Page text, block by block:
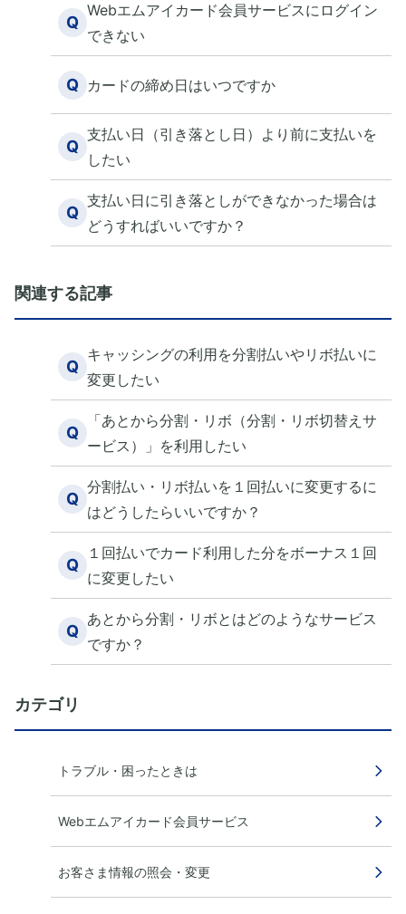
Q
Webエムアイカード会員サービスにログイン
できない
Q カードの締め日はいつですか
Q
支払い日（引き落とし日）より前に支払いを
したい
Q
支払い日に引き落としができなかった場合は
どうすればいいですか？
関連する記事
Q
キャッシングの利用を分割払いやリボ払いに
変更したい
Q
「あとから分割・リボ（分割・リボ切替えサ
ービス）」を利用したい
Q
分割払い・リボ払いを１回払いに変更するに
はどうしたらいいですか？
Q
１回払いでカード利用した分をボーナス１回
に変更したい
Q
あとから分割・リボとはどのようなサービス
ですか？
カテゴリ
トラブル・困ったときは
Webエムアイカード会員サービス
お客さま情報の照会・変更